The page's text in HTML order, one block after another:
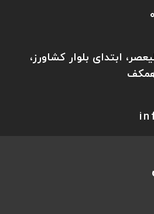
ابتدای بلوار کشاورز،